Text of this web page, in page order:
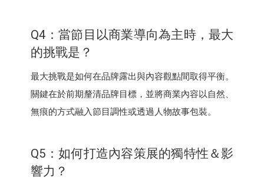
Q4：當節目以商業導向為主時，最大
的挑戰是？
最大挑戰是如何在品牌露出與內容觀點間取得平衡。
關鍵在於前期釐清品牌目標，並將商業內容以自然、
無痕的方式融入節目調性或透過人物故事包裝。
Q5：如何打造內容策展的獨特性＆影
響力？